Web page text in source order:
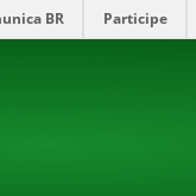
BR Participe